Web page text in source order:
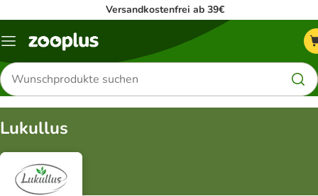
Versandkostenfrei ab 39€
Menü
Produkte
suchen
Lukullus